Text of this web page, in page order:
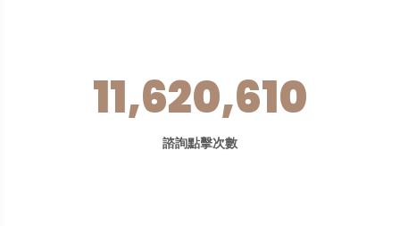
11,620,610
諮詢點擊次數